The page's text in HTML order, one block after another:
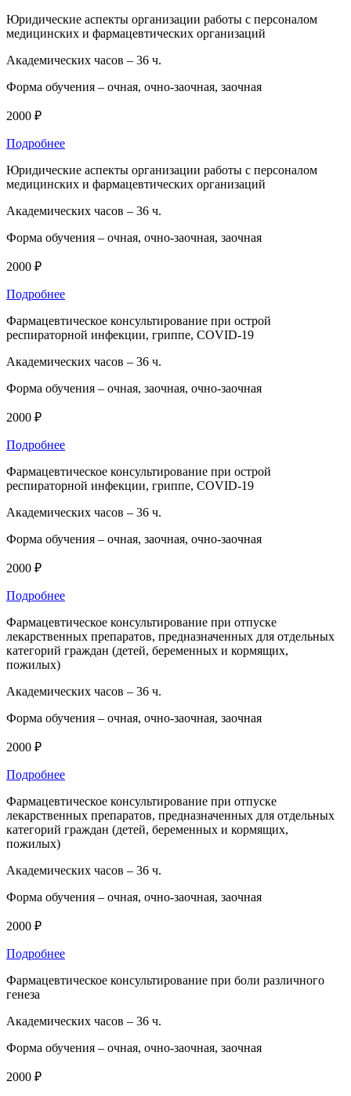
Юридические аспекты организации работы с персоналом
медицинских и фармацевтических организаций
Академических часов – 36 ч.
Форма обучения – очная, очно-заочная, заочная
2000 ₽
Подробнее
Юридические аспекты организации работы с персоналом
медицинских и фармацевтических организаций
Академических часов – 36 ч.
Форма обучения – очная, очно-заочная, заочная
2000 ₽
Подробнее
Фармацевтическое консультирование при острой
респираторной инфекции, гриппе, COVID-19
Академических часов – 36 ч.
Форма обучения – очная, заочная, очно-заочная
2000 ₽
Подробнее
Фармацевтическое консультирование при острой
респираторной инфекции, гриппе, COVID-19
Академических часов – 36 ч.
Форма обучения – очная, заочная, очно-заочная
2000 ₽
Подробнее
Фармацевтическое консультирование при отпуске
лекарственных препаратов, предназначенных для отдельных
категорий граждан (детей, беременных и кормящих,
пожилых)
Академических часов – 36 ч.
Форма обучения – очная, очно-заочная, заочная
2000 ₽
Подробнее
Фармацевтическое консультирование при отпуске
лекарственных препаратов, предназначенных для отдельных
категорий граждан (детей, беременных и кормящих,
пожилых)
Академических часов – 36 ч.
Форма обучения – очная, очно-заочная, заочная
2000 ₽
Подробнее
Фармацевтическое консультирование при боли различного
генеза
Академических часов – 36 ч.
Форма обучения – очная, очно-заочная, заочная
2000 ₽